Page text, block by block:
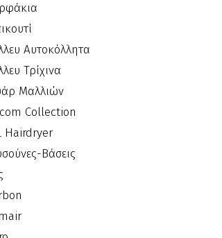
Αυτοκόλλητα
Τρίχινα
Μαλλιών
Collection
Hairdryer
Βάσεις